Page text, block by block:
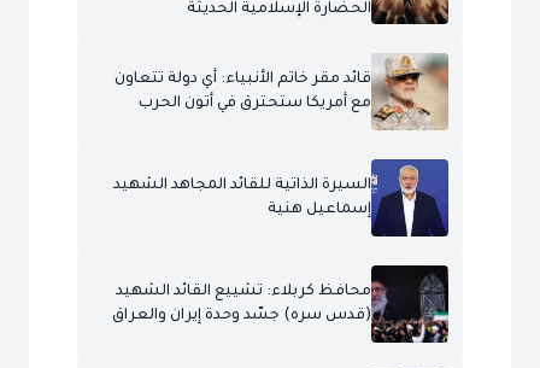
الحضارة الإسلامية الحديثة
قائد مقر خاتم الأنبياء: أي دولة تتعاون
مع أمريكا ستحترق في أتون الحرب
السيرة الذاتية للقائد المجاهد الشهيد
إسماعيل هنية
محافظ كربلاء: تشييع القائد الشهيد
(قدس سره) جسّد وحدة إيران والعراق